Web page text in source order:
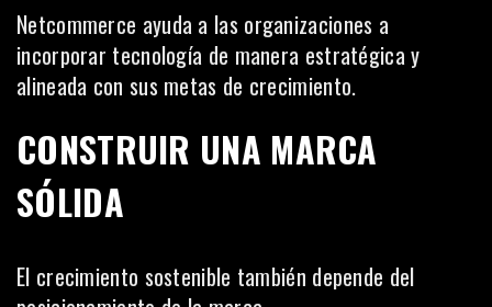
Netcommerce ayuda a las organizaciones a
incorporar tecnología de manera estratégica y
alineada con sus metas de crecimiento.
CONSTRUIR UNA MARCA
SÓLIDA
El crecimiento sostenible también depende del